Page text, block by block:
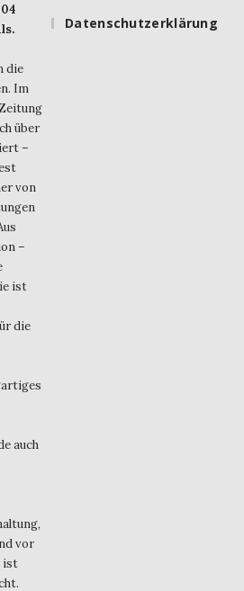
die
Im
über
–
von
–
ist
die
auch
vor
ist
Datenschutzerklärung